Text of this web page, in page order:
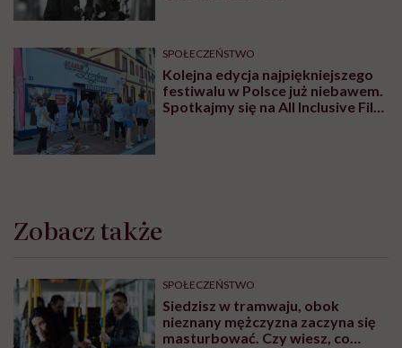
SPOŁECZEŃSTWO
Kolejna edycja najpiękniejszego
festiwalu w Polsce już niebawem.
Spotkajmy się na All Inclusive Film
Zobacz także
SPOŁECZEŃSTWO
Siedzisz w tramwaju, obok
nieznany mężczyzna zaczyna się
masturbować. Czy wiesz, co